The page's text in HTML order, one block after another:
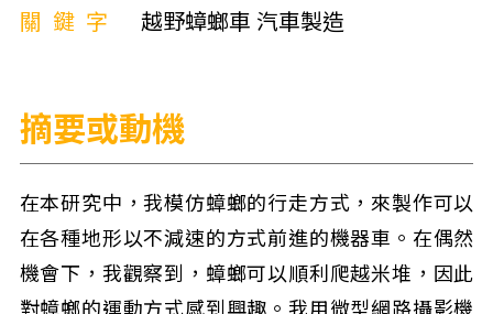
關鍵字
越野蟑螂車 汽車製造
摘要或動機
在本研究中，我模仿蟑螂的行走方式，來製作可以
在各種地形以不減速的方式前進的機器車。在偶然
機會下，我觀察到，蟑螂可以順利爬越米堆，因此
對蟑螂的運動方式感到興趣。我用微型網路攝影機